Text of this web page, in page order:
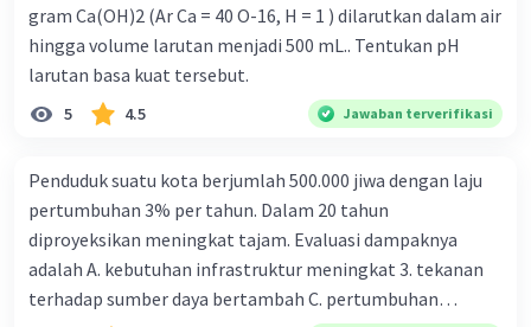
gram Ca(OH)2 (Ar Ca = 40 O-16, H = 1 ) dilarutkan dalam air
hingga volume larutan menjadi 500 mL.. Tentukan pH
larutan basa kuat tersebut.
5 4.5 Jawaban terverifikasi
Penduduk suatu kota berjumlah 500.000 jiwa dengan laju
pertumbuhan 3% per tahun. Dalam 20 tahun
diproyeksikan meningkat tajam. Evaluasi dampaknya
adalah A. kebutuhan infrastruktur meningkat 3. tekanan
terhadap sumber daya bertambah C. pertumbuhan